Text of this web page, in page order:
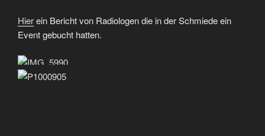
Hierein Bericht von Radiologen die in der Schmiede ein
Event gebucht hatten.